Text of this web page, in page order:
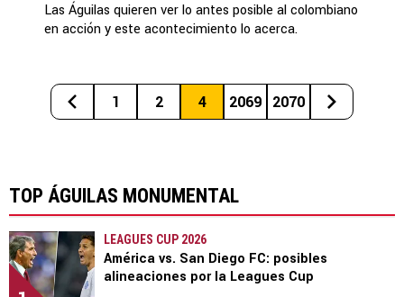
Las Águilas quieren ver lo antes posible al colombiano
en acción y este acontecimiento lo acerca.
1 2 4 2069 2070
TOP ÁGUILAS MONUMENTAL
LEAGUES CUP 2026
América vs. San Diego FC: posibles
alineaciones por la Leagues Cup